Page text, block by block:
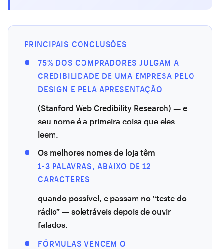
PRINCIPAIS CONCLUSÕES
75% DOS COMPRADORES JULGAM A
CREDIBILIDADE DE UMA EMPRESA PELO
DESIGN E PELA APRESENTAÇÃO
(Stanford Web Credibility Research) — e
seu nome é a primeira coisa que eles
leem.
Os melhores nomes de loja têm
1-3 PALAVRAS, ABAIXO DE 12
CARACTERES
quando possível, e passam no “teste do
rádio” — soletráveis depois de ouvir
falados.
FÓRMULAS VENCEM O